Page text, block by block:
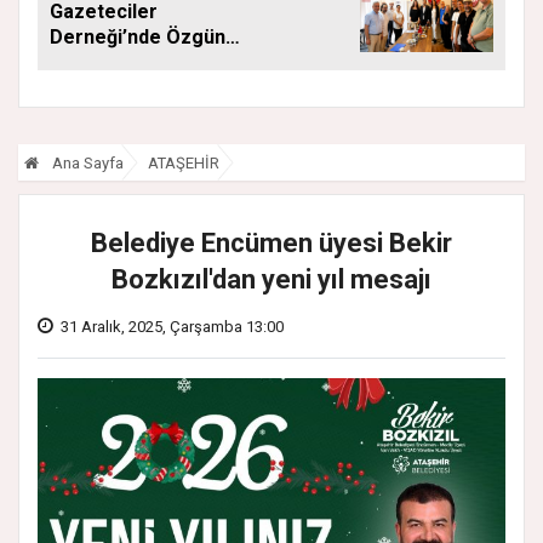
Gazeteciler
Derneği’nde Özgün
Ana Sayfa ATAŞEHİR
Belediye Encümen üyesi Bekir
Bozkızıl'dan yeni yıl mesajı
31 Aralık, 2025, Çarşamba 13:00